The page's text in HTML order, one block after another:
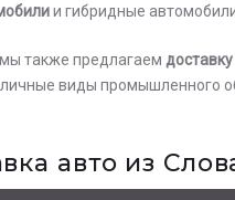
и гибридные
также предлагаем
виды промышленного
авто из